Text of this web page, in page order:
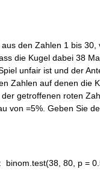
den Zahlen 1 bis
die Kugel dabei 38
unfair ist und der
Zahlen auf denen die
getroffenen roten
von =5%. Geben Sie
binom.test(38, 80, p =